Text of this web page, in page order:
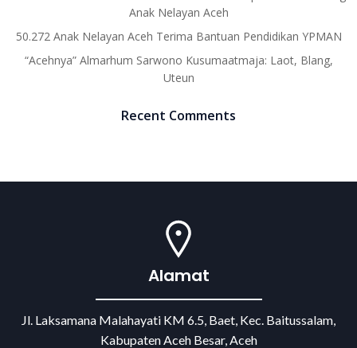
Anak Nelayan Aceh
50.272 Anak Nelayan Aceh Terima Bantuan Pendidikan YPMAN
“Acehnya” Almarhum Sarwono Kusumaatmaja: Laot, Blang,
Uteun
Recent Comments
Alamat
Jl. Laksamana Malahayati KM 6.5, Baet, Kec. Baitussalam,
Kabupaten Aceh Besar, Aceh